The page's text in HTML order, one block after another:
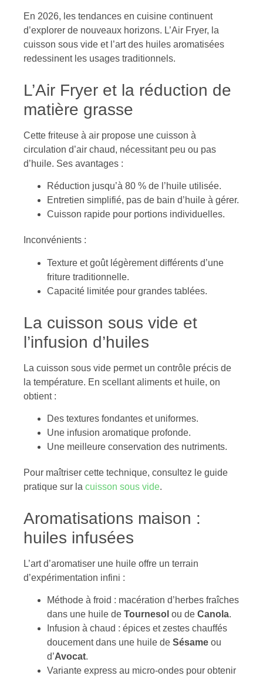
En 2026, les tendances en cuisine continuent
d’explorer de nouveaux horizons. L’Air Fryer, la
cuisson sous vide et l’art des huiles aromatisées
redessinent les usages traditionnels.
L’Air Fryer et la réduction de
matière grasse
Cette friteuse à air propose une cuisson à
circulation d’air chaud, nécessitant peu ou pas
d’huile. Ses avantages :
Réduction jusqu’à 80 % de l’huile utilisée.
Entretien simplifié, pas de bain d’huile à gérer.
Cuisson rapide pour portions individuelles.
Inconvénients :
Texture et goût légèrement différents d’une
friture traditionnelle.
Capacité limitée pour grandes tablées.
La cuisson sous vide et
l’infusion d’huiles
La cuisson sous vide permet un contrôle précis de
la température. En scellant aliments et huile, on
obtient :
Des textures fondantes et uniformes.
Une infusion aromatique profonde.
Une meilleure conservation des nutriments.
Pour maîtriser cette technique, consultez le guide
pratique sur la cuisson sous vide.
Aromatisations maison :
huiles infusées
L’art d’aromatiser une huile offre un terrain
d’expérimentation infini :
Méthode à froid : macération d’herbes fraîches
dans une huile de Tournesol ou de Canola.
Infusion à chaud : épices et zestes chauffés
doucement dans une huile de Sésame ou
d’Avocat.
Variante express au micro-ondes pour obtenir